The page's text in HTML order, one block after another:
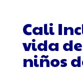
Cali
vida
niños